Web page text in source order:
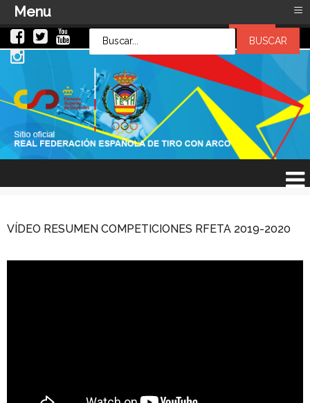
VÍDEO RESUMEN COMPETICIONES RFETA 2019-2020
LOG INOR
Contraseña
Recuérdeme
Menu ≡